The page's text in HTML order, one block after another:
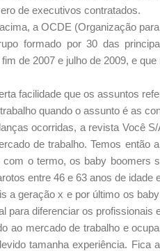
de executivos contratados.
a OCDE (Organização
formado por 30 das
de 2007 e julho de 2009, e
facilidade que os assuntos
quando o assunto é as
ocorridas, a revista Você
de trabalho. Temos então
com o termo, os baby boomers
entre 46 e 63 anos de
a geração x e por último os
para diferenciar os profissionais
ao mercado de trabalho e
tamanha experiência.